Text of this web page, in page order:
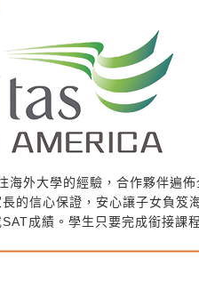
海外大學的經驗，合作夥伴遍
的信心保證，安心讓子女負
成績。學生只要完成銜接課